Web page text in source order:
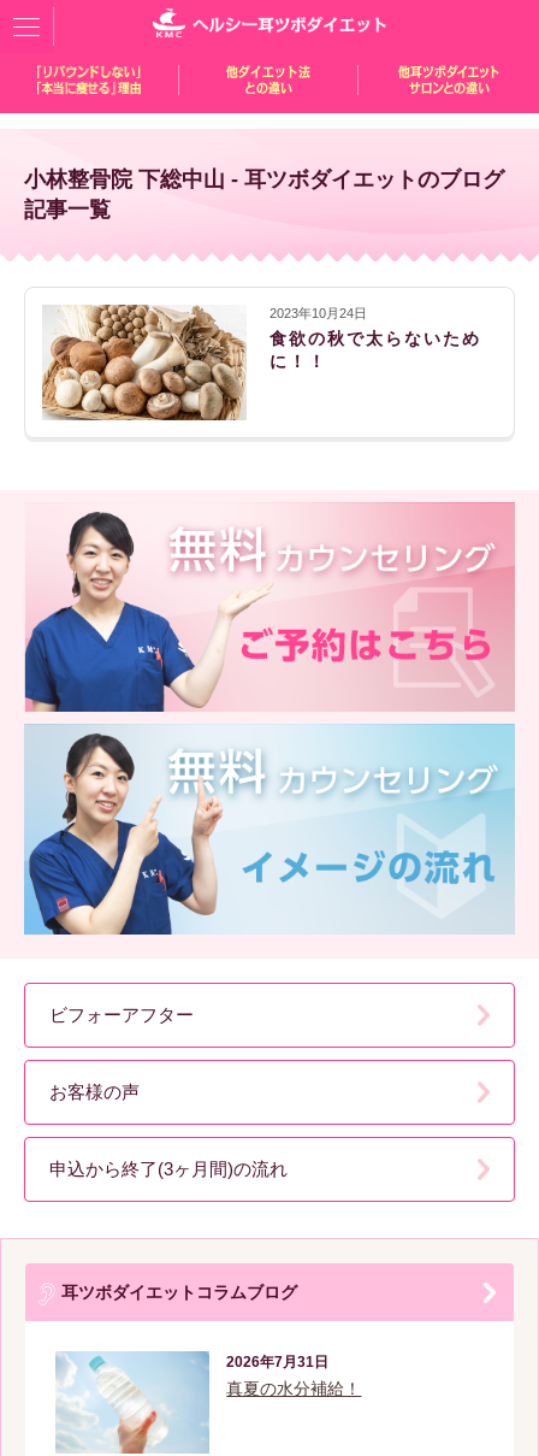
小林整骨院 下総中山 - 耳ツボダイエットのブログ
記事一覧
2023年10月24日
食欲の秋で太らないため
に！！
ビフォーアフター
お客様の声
申込から終了(3ヶ月間)の流れ
耳ツボダイエットコラムブログ
2026年7月31日
真夏の水分補給！